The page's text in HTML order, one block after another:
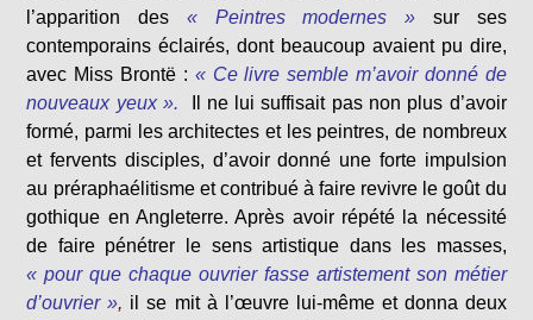
l’apparition des
« Peintres modernes » sur ses
contemporains éclairés, dont beaucoup avaient pu dire,
avec Miss Brontë : « Ce livre semble m’avoir donné de
nouveaux yeux ».
Il ne lui suffisait pas non plus d’avoir
formé, parmi les architectes et les peintres, de nombreux
et fervents disciples, d’avoir donné une forte impulsion
au préraphaélitisme et contribué à faire revivre le goût du
gothique en Angleterre. Après avoir répété la nécessité
de faire pénétrer le sens artistique dans les masses,
« pour que chaque ouvrier fasse artistement son métier
d’ouvrier », il se mit à l’œuvre lui-même et donna deux